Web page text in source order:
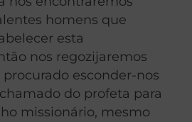
homens que
esta
nos regozijaremos
esconder-nos
do profeta para
missionário, mesmo